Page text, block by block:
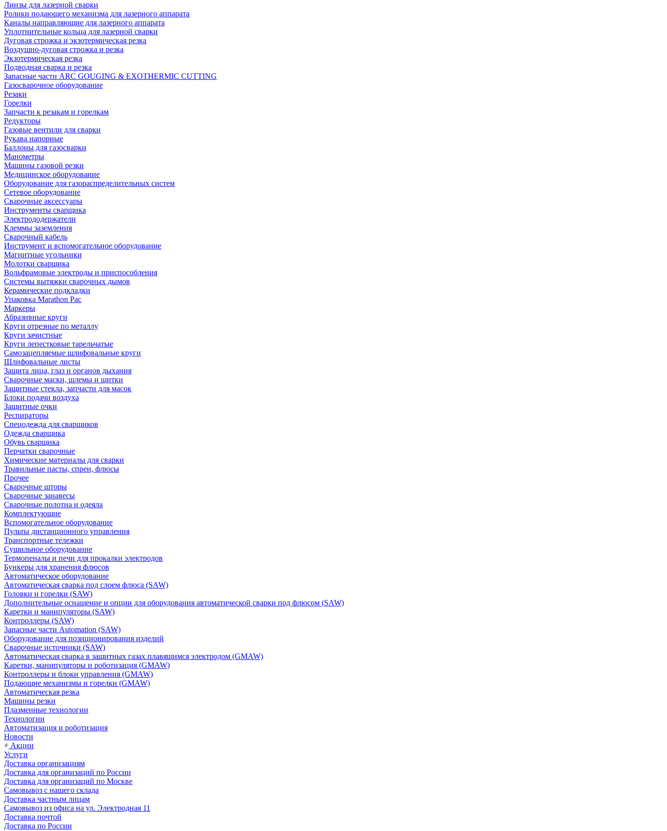
Линзы для лазерной сварки
Ролики подающего механизма для лазерного аппарата
Каналы направляющие для лазерного аппарата
Уплотнительные кольца для лазерной сварки
Дуговая строжка и экзотермическая резка
Воздушно-дуговая строжка и резка
Экзотермическая резка
Подводная сварка и резка
Запасные части ARC GOUGING & EXOTHERMIC CUTTING
Газосварочное оборудование
Резаки
Горелки
Запчасти к резакам и горелкам
Редукторы
Газовые вентили для сварки
Рукава напорные
Баллоны для газосварки
Манометры
Машины газовой резки
Медицинское оборудование
Оборудование для газораспределительных систем
Сетевое оборудование
Сварочные аксессуары
Инструменты сварщика
Электрододержатели
Клеммы заземления
Сварочный кабель
Инструмент и вспомогательное оборудование
Магнитные угольники
Молотки сварщика
Вольфрамовые электроды и приспособления
Системы вытяжки сварочных дымов
Керамические подкладки
Упаковка Marathon Pac
Маркеры
Абразивные круги
Круги отрезные по металлу
Круги зачистные
Круги лепестковые тарельчатые
Самозацепляемые шлифовальные круги
Шлифовальные листы
Защита лица, глаз и органов дыхания
Сварочные маски, шлемы и щитки
Защитные стекла, запчасти для масок
Блоки подачи воздуха
Защитные очки
Респираторы
Спецодежда для сварщиков
Одежда сварщика
Обувь сварщика
Перчатки сварочные
Химические материалы для сварки
Травильные пасты, спреи, флюсы
Прочее
Сварочные шторы
Сварочные занавесы
Сварочные полотна и одеяла
Комплектующие
Вспомогательное оборудование
Пульты дистанционного управления
Транспортные тележки
Сушильное оборудование
Термопеналы и печи для прокалки электродов
Бункеры для хранения флюсов
Автоматическое оборудование
Автоматическая сварка под слоем флюса (SAW)
Головки и горелки (SAW)
Дополнительные оснащение и опции для оборудования автоматической сварки под флюсом (SAW)
Каретки и манипуляторы (SAW)
Контроллеры (SAW)
Запасные части Automation (SAW)
Оборудование для позиционирования изделий
Сварочные источники (SAW)
Автоматическая сварка в защитных газах плавящимся электродом (GMAW)
Каретки, манипуляторы и роботизация (GMAW)
Контроллеры и блоки управления (GMAW)
Подающие механизмы и горелки (GMAW)
Автоматическая резка
Машины резки
Плазменные технологии
Технологии
Автоматизация и роботизация
Новости
Акции
Услуги
Доставка организациям
Доставка для организаций по России
Доставка для организаций по Москве
Самовывоз с нашего склада
Доставка частным лицам
Самовывоз из офиса на ул. Электродная 11
Доставка почтой
Доставка по России